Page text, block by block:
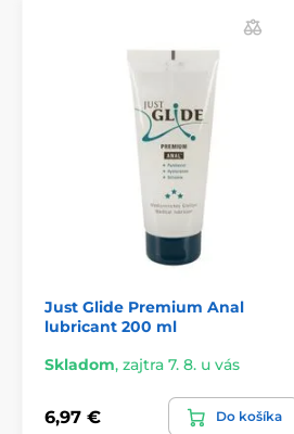
Just Glide Premium Anal
lubricant 200 ml
Skladom, zajtra 7. 8. u vás
6,97 € Do košíka